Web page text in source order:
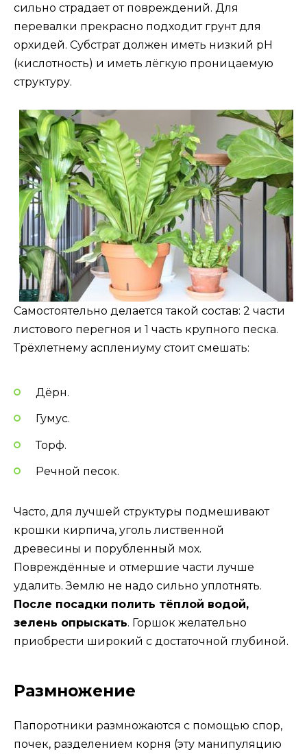
сильно страдает от повреждений. Для
перевалки прекрасно подходит грунт для
орхидей. Субстрат должен иметь низкий pH
(кислотность) и иметь лёгкую проницаемую
структуру.
Самостоятельно делается такой состав: 2 части
листового перегноя и 1 часть крупного песка.
Трёхлетнему асплениуму стоит смешать:
Дёрн.
Гумус.
Торф.
Речной песок.
Часто, для лучшей структуры подмешивают
крошки кирпича, уголь лиственной
древесины и порубленный мох.
Повреждённые и отмершие части лучше
удалить. Землю не надо сильно уплотнять.
После посадки полить тёплой водой,
зелень опрыскать. Горшок желательно
приобрести широкий с достаточной глубиной.
Размножение
Папоротники размножаются с помощью спор,
почек, разделением корня (эту манипуляцию